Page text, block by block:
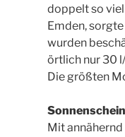
doppelt so
Emden,
wurden
örtlich nur 30
Die größten
Mit